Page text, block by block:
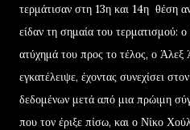
τερμάτισαν στη 13η και 14η θέση
είδαν τη σημαία του τερματισμού:
ατύχημά του προς το τέλος, ο
εγκατέλειψε, έχοντας συνεχίσει
δεδομένων μετά από μια πρώιμη
που τον έριξε πίσω, και ο Νίκο